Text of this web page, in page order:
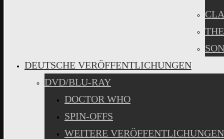
DEUTSCHE VERÖFFENTLICHUNGEN
DVD/BLU-RAY
DOCTOR WHO
SPIN-OFFS
WEITERE VERÖFFENTLICHUNGEN